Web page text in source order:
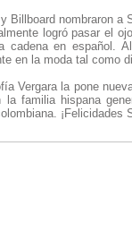
Billboard nombraron
logró pasar el
cadena en español.
en la moda tal como
Vergara la pone
la familia hispana